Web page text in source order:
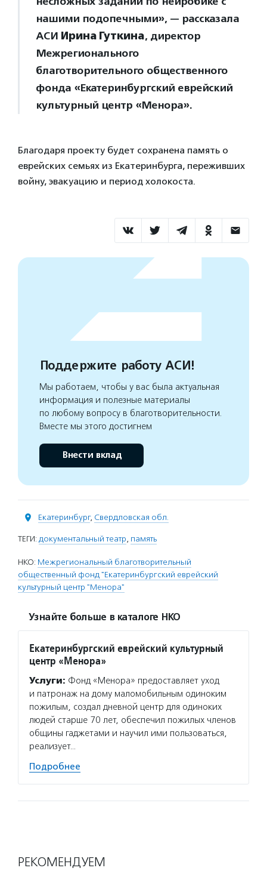
нашими подопечными», — рассказала
АСИ Ирина Гуткина, директор
Межрегионального
благотворительного общественного
фонда «Екатеринбургский еврейский
культурный центр «Менора».
Благодаря проекту будет сохранена память о
еврейских семьях из Екатеринбурга, переживших
войну, эвакуацию и период холокоста.
Поддержите работу АСИ!
Мы работаем, чтобы у вас была актуальная
информация и полезные материалы
по любому вопросу в благотворительности.
Вместе мы этого достигнем
Внести вклад
Екатеринбург, Свердловская обл.
ТЕГИ: документальный театр, память
НКО: Межрегиональный благотворительный
общественный фонд "Екатеринбургский еврейский
культурный центр "Менора"
Узнайте больше в каталоге НКО
Екатеринбургский еврейский культурный
центр «Менора»
Услуги: Фонд «Менора» предоставляет уход
и патронаж на дому маломобильным одиноким
пожилым, создал дневной центр для одиноких
людей старше 70 лет, обеспечил пожилых членов
общины гаджетами и научил ими пользоваться,
реализует…
Подробнее
РЕКОМЕНДУЕМ